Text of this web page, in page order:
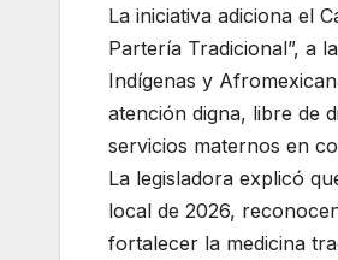
La iniciativa adiciona el
Partería Tradicional”, a
Indígenas y
atención digna, libre de
servicios maternos en
La legisladora explicó
local de 2026,
fortalecer la medicina